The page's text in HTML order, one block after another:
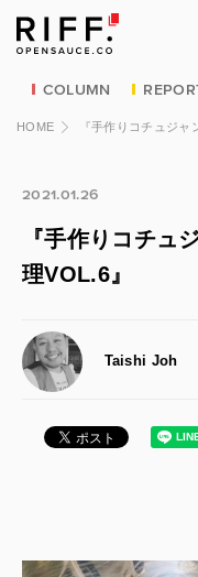
COLUMN
HOME 『手作りコチュジ
2021.01.26
『手作りコチ
理VOL.6』
Taishi Joh